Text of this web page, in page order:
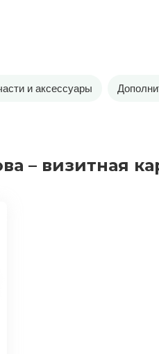
и аксессуары
– визитная